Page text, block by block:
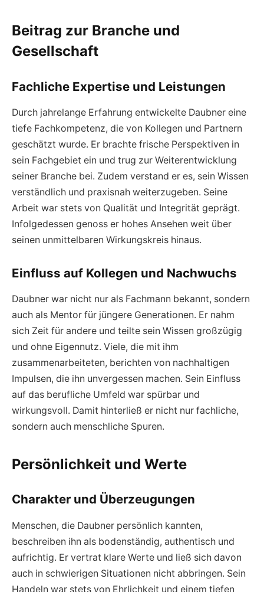
Beitrag zur Branche und
Gesellschaft
Fachliche Expertise und Leistungen
Durch jahrelange Erfahrung entwickelte Daubner eine
tiefe Fachkompetenz, die von Kollegen und Partnern
geschätzt wurde. Er brachte frische Perspektiven in
sein Fachgebiet ein und trug zur Weiterentwicklung
seiner Branche bei. Zudem verstand er es, sein Wissen
verständlich und praxisnah weiterzugeben. Seine
Arbeit war stets von Qualität und Integrität geprägt.
Infolgedessen genoss er hohes Ansehen weit über
seinen unmittelbaren Wirkungskreis hinaus.
Einfluss auf Kollegen und Nachwuchs
Daubner war nicht nur als Fachmann bekannt, sondern
auch als Mentor für jüngere Generationen. Er nahm
sich Zeit für andere und teilte sein Wissen großzügig
und ohne Eigennutz. Viele, die mit ihm
zusammenarbeiteten, berichten von nachhaltigen
Impulsen, die ihn unvergessen machen. Sein Einfluss
auf das berufliche Umfeld war spürbar und
wirkungsvoll. Damit hinterließ er nicht nur fachliche,
sondern auch menschliche Spuren.
Persönlichkeit und Werte
Charakter und Überzeugungen
Menschen, die Daubner persönlich kannten,
beschreiben ihn als bodenständig, authentisch und
aufrichtig. Er vertrat klare Werte und ließ sich davon
auch in schwierigen Situationen nicht abbringen. Sein
Handeln war stets von Ehrlichkeit und einem tiefen